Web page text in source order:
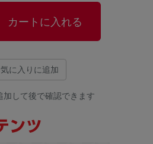
カートに入れる
に入りに追加
加して後で確認できます